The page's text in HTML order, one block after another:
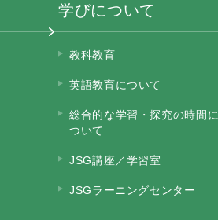
学びについて
教科教育
英語教育について
総合的な学習・探究の時間に
ついて
JSG講座／学習室
JSGラーニングセンター